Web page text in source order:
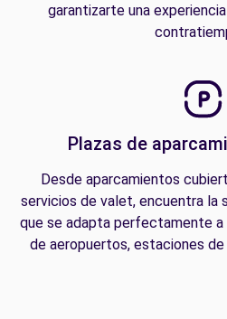
garantizarte una
Plazas de
Desde aparcamientos
servicios de valet, encuentra la
que se adapta perfectamente
de aeropuertos, estaciones